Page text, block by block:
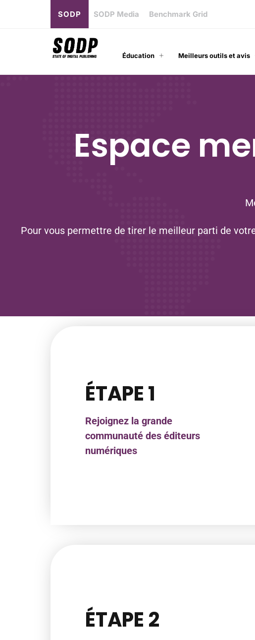
SODP SODP Media Benchmark Grid
Éducation Meilleurs outils et avis
Espace
Pour vous permettre de tirer le meilleur parti de
ÉTAPE 1
Rejoignez la grande
communauté des éditeurs
numériques
ÉTAPE 2